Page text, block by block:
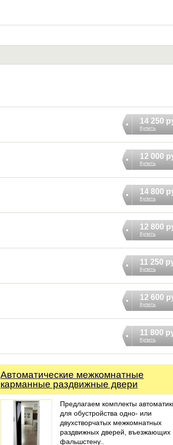
14 250
Купить
12 000
Купить
14 800
Купить
12 800
Купить
11 250
Купить
12 600
Купить
11 800
Купить
Автоматические межкомнатные
карманные раздвижные двери
Предлагаем комплекты
для обустройства одно- или
двухстворчатых межкомнатных
раздвижных дверей, въезжающих
фальшстену..